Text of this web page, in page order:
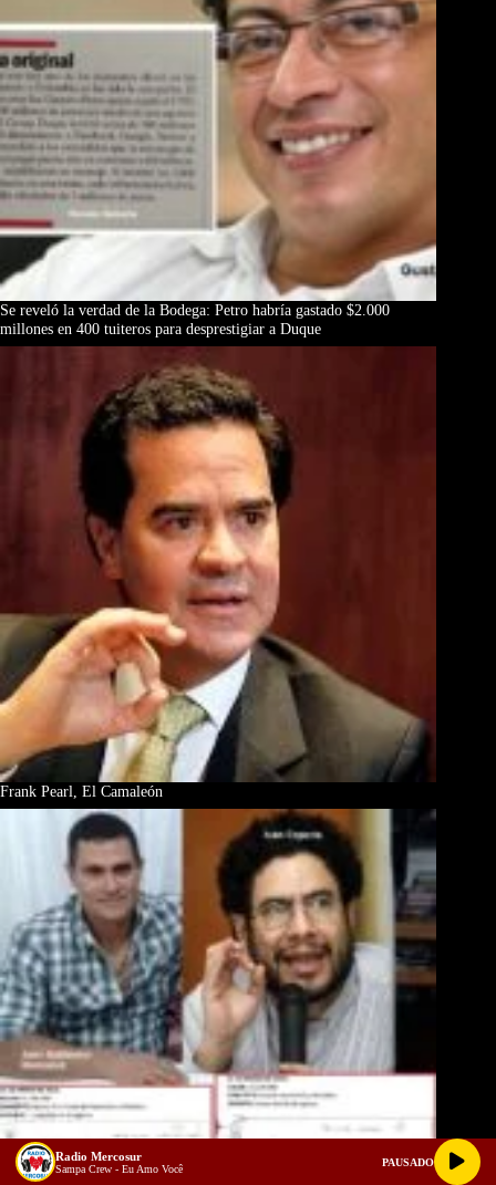
Se reveló la verdad de la Bodega: Petro habría gastado $2.000
millones en 400 tuiteros para desprestigiar a Duque
Frank Pearl, El Camaleón
Radio Mercosur
Sampa Crew - Eu Amo Você
PAUSADO